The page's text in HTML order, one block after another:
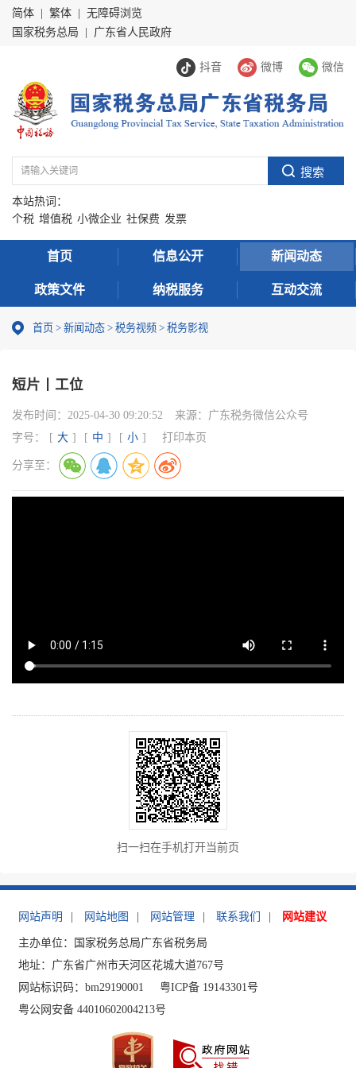
简体 繁体
无障碍浏览
国家税务总局
广东省人民政府
抖音 微博 微信
本站热词：
个税 增值税 小微企业 社保费 发票
首页 信息公开 新闻动态
政策文件 纳税服务 互动交流
首页 > 新闻动态 > 税务视频 > 税务影视
短片丨工位
发布时间： 2025-04-30 09:20:52 来源： 广东税务微信公众号
字号：
[ 大 ] [ 中 ] [ 小 ] 打印本页
分享至：
扫一扫在手机打开当前页
网站声明 网站地图 网站管理 联系我们 网站建议
主办单位：国家税务总局广东省税务局
地址：广东省广州市天河区花城大道767号
网站标识码：bm29190001
粤ICP备 19143301号
粤公网安备 44010602004213号